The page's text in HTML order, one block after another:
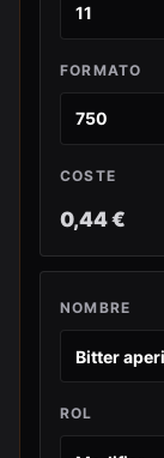
FORMATO
COSTE
0,44 €
NOMBRE
ROL